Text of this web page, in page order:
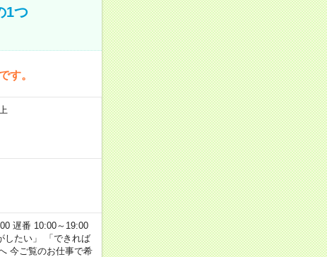
1つ
す。
遅番 10:00～19:00
したい」 「できれば
今ご覧のお仕事で希